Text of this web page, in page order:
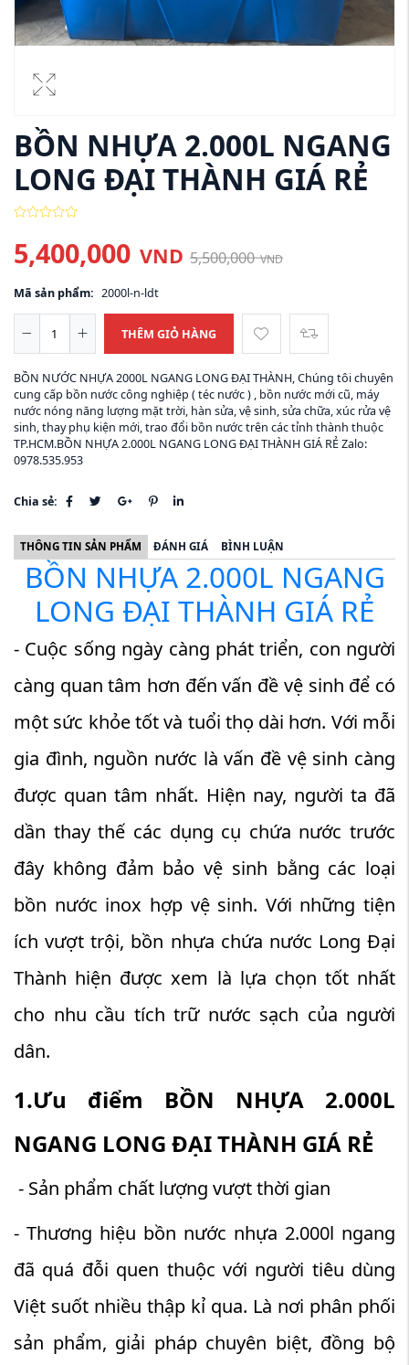
BỒN NHỰA 2.000L NGANG
LONG ĐẠI THÀNH GIÁ RẺ
5,400,000 VND 5,500,000VND
Mã sản phẩm: 2000l-n-ldt
THÊM GIỎ HÀNG
BỒN NƯỚC NHỰA 2000L NGANG LONG ĐẠI THÀNH, Chúng tôi chuyên
cung cấp bồn nước công nghiệp ( téc nước ) , bồn nước mới cũ, máy
nước nóng năng lượng mặt trời, hàn sửa, vệ sinh, sửa chữa, xúc rửa vệ
sinh, thay phụ kiện mới, trao đổi bồn nước trên các tỉnh thành thuộc
TP.HCM.BỒN NHỰA 2.000L NGANG LONG ĐẠI THÀNH GIÁ RẺ Zalo:
0978.535.953
Chia sẻ:
THÔNG TIN SẢN PHẨM ĐÁNH GIÁ BÌNH LUẬN
BỒN NHỰA 2.000L NGANG
LONG ĐẠI THÀNH GIÁ RẺ
- Cuộc sống ngày càng phát triển, con người
càng quan tâm hơn đến vấn đề vệ sinh để có
một sức khỏe tốt và tuổi thọ dài hơn. Với mỗi
gia đình, nguồn nước là vấn đề vệ sinh càng
được quan tâm nhất. Hiện nay, người ta đã
dần thay thế các dụng cụ chứa nước trước
đây không đảm bảo vệ sinh bằng các loại
bồn nước inox hợp vệ sinh. Với những tiện
ích vượt trội, bồn nhựa chứa nước Long Đại
Thành hiện được xem là lựa chọn tốt nhất
cho nhu cầu tích trữ nước sạch của người
dân.
1.Ưu điểm BỒN NHỰA 2.000L
NGANG LONG ĐẠI THÀNH GIÁ RẺ
- Sản phẩm chất lượng vượt thời gian
- Thương hiệu bồn nước nhựa 2.000l ngang
đã quá đỗi quen thuộc với người tiêu dùng
Việt suốt nhiều thập kỉ qua. Là nơi phân phối
sản phẩm, giải pháp chuyên biệt, đồng bộ